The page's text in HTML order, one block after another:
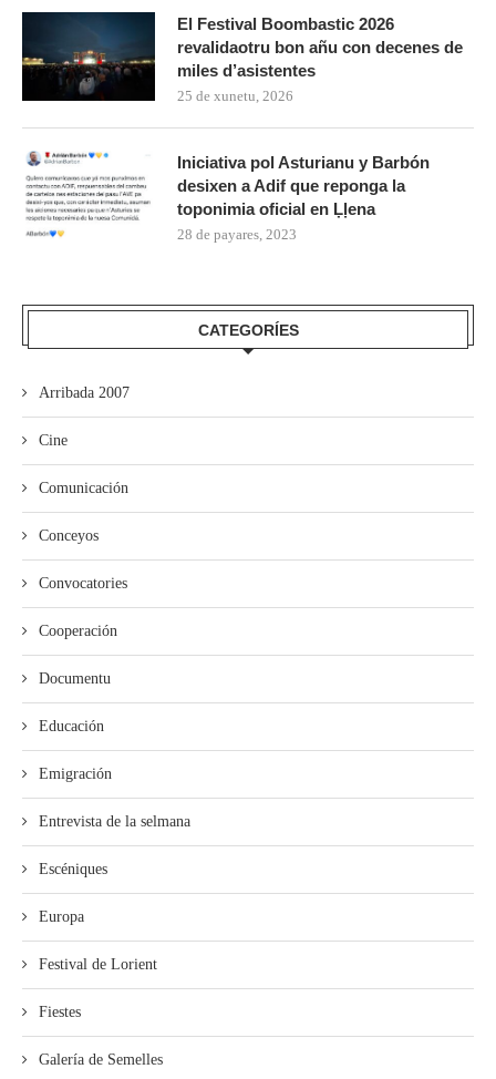
El Festival Boombastic 2026
revalidaotru bon añu con decenes de
miles d’asistentes
25 de xunetu, 2026
Iniciativa pol Asturianu y Barbón
desixen a Adif que reponga la
toponimia oficial en Ḷḷena
28 de payares, 2023
CATEGORÍES
Arribada 2007
Cine
Comunicación
Conceyos
Convocatories
Cooperación
Documentu
Educación
Emigración
Entrevista de la selmana
Escéniques
Europa
Festival de Lorient
Fiestes
Galería de Semelles